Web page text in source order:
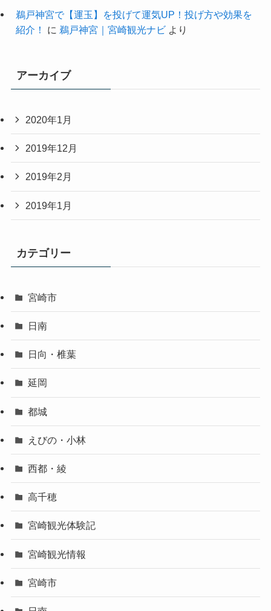
鵜戸神宮で【運玉】を投げて運気UP！投げ方や効果を
紹介！
に 鵜戸神宮｜宮崎観光ナビより
アーカイブ
2020年1月
2019年12月
2019年2月
2019年1月
カテゴリー
宮崎市
日南
日向・椎葉
延岡
都城
えびの・小林
西都・綾
高千穂
宮崎観光体験記
宮崎観光情報
宮崎市